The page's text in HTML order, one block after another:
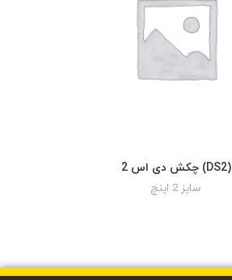
READ MOREچکش دی اس 2 (DS2)
سایز 2 اینچ